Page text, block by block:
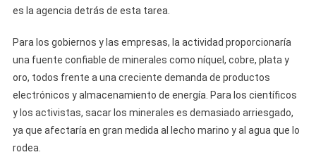
es la agencia detrás de esta tarea.
Para los gobiernos y las empresas, la actividad proporcionaría
una fuente confiable de minerales como níquel, cobre, plata y
oro, todos frente a una creciente demanda de productos
electrónicos y almacenamiento de energía. Para los científicos
y los activistas, sacar los minerales es demasiado arriesgado,
ya que afectaría en gran medida al lecho marino y al agua que lo
rodea.